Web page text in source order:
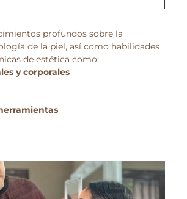
profundos sobre la
de la piel, así como habilidades
de estética como:
y corporales